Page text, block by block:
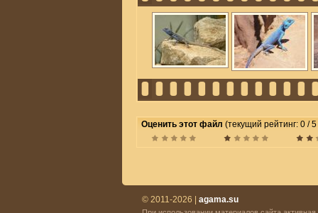
Оценить этот файл (текущий рейтинг: 0 /
© 2011-2026 | agama.su